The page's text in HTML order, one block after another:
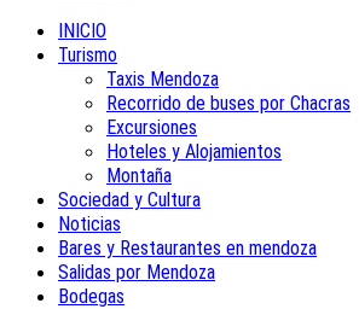
INICIO
Turismo
Taxis Mendoza
Recorrido de buses por Chacras
Excursiones
Hoteles y Alojamientos
Montaña
Sociedad y Cultura
Noticias
Bares y Restaurantes en mendoza
Salidas por Mendoza
Bodegas